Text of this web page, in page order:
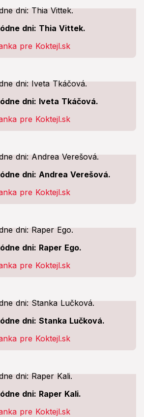
dni: Thia Vittek.
pre Koktejl.sk
dni: Iveta Tkáčová.
pre Koktejl.sk
dni: Andrea Verešová.
pre Koktejl.sk
dni: Raper Ego.
pre Koktejl.sk
dni: Stanka Lučková.
pre Koktejl.sk
dni: Raper Kali.
pre Koktejl.sk